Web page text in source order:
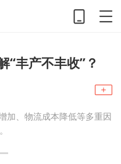
“丰产不丰收”？
加、物流成本降低等多重因